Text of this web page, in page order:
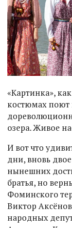
«Картинка»,
костюмах поют
озера. Живое
И вот что
дни, вновь
нынешних
братья, но
Фоминского
Виктор Аксёнов
народных